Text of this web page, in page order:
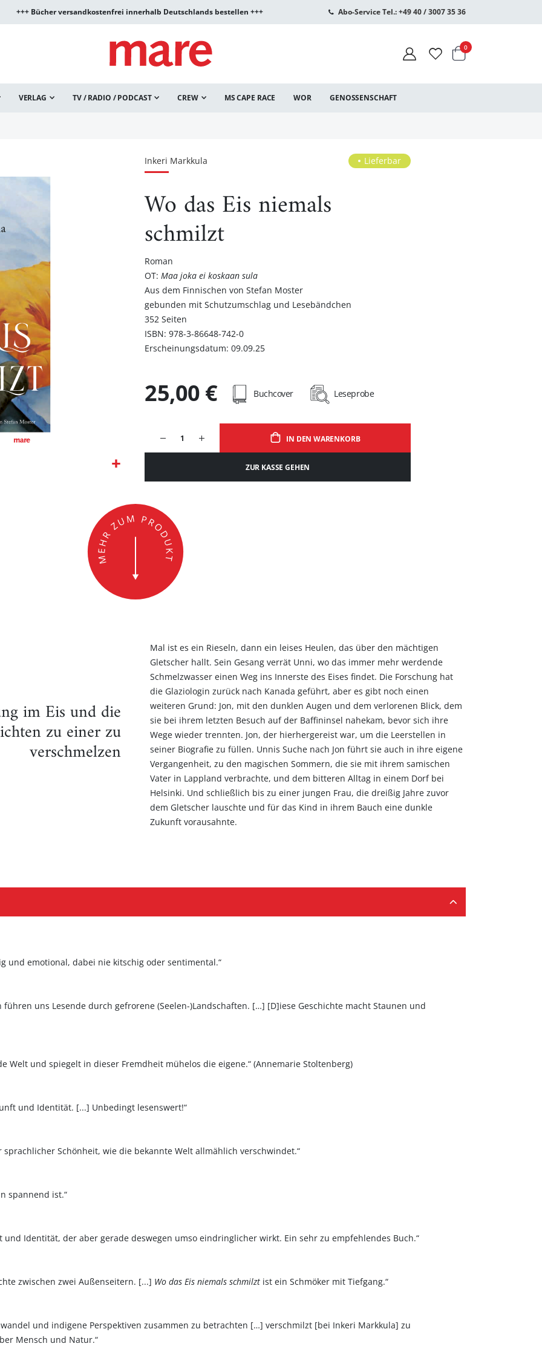
+++ Bücher versandkostenfrei innerhalb Deutschlands bestellen +++ Abo-Service Tel.: +49 40 / 3007 35 36
Warenkorb
0Artikel
VERLAG TV / RADIO / PODCAST CREW MS CAPE RACE WOR GENOSSENSCHAFT
Inkeri Markkula Lieferbar
Wo das Eis niemals
schmilzt
Roman
OT: Maa joka ei koskaan sula
Aus dem Finnischen von Stefan Moster
gebunden mit Schutzumschlag und Lesebändchen
352 Seiten
ISBN: 978-3-86648-742-0
Erscheinungsdatum: 09.09.25
IN DEN WARENKORB
ZUR KASSE GEHEN
25,00 € Buchcover Leseprobe
im Eis und die
zu einer zu
verschmelzen
Mal ist es ein Rieseln, dann ein leises Heulen, das über den mächtigen
Gletscher hallt. Sein Gesang verrät Unni, wo das immer mehr werdende
Schmelzwasser einen Weg ins Innerste des Eises findet. Die Forschung hat
die Glaziologin zurück nach Kanada geführt, aber es gibt noch einen
weiteren Grund: Jon, mit den dunklen Augen und dem verlorenen Blick, dem
sie bei ihrem letzten Besuch auf der Baffininsel nahekam, bevor sich ihre
Wege wieder trennten. Jon, der hierhergereist war, um die Leerstellen in
seiner Biografie zu füllen. Unnis Suche nach Jon führt sie auch in ihre eigene
Vergangenheit, zu den magischen Sommern, die sie mit ihrem samischen
Vater in Lappland verbrachte, und dem bitteren Alltag in einem Dorf bei
Helsinki. Und schließlich bis zu einer jungen Frau, die dreißig Jahre zuvor
dem Gletscher lauschte und für das Kind in ihrem Bauch eine dunkle
Zukunft vorausahnte.
und emotional, dabei nie kitschig oder sentimental.“
uns Lesende durch gefrorene (Seelen-)Landschaften. […] [D]iese Geschichte macht Staunen und
Welt und spiegelt in dieser Fremdheit mühelos die eigene.“ (Annemarie Stoltenberg)
und Identität. [...] Unbedingt lesenswert!“
Schönheit, wie die bekannte Welt allmählich verschwindet.“
spannend ist.“
und Identität, der aber gerade deswegen umso eindringlicher wirkt. Ein sehr zu empfehlendes Buch.“
zwischen zwei Außenseitern. [...] Wo das Eis niemals schmilzt ist ein Schmöker mit Tiefgang.“
und indigene Perspektiven zusammen zu betrachten […] verschmilzt [bei Inkeri Markkula] zu
Mensch und Natur.“